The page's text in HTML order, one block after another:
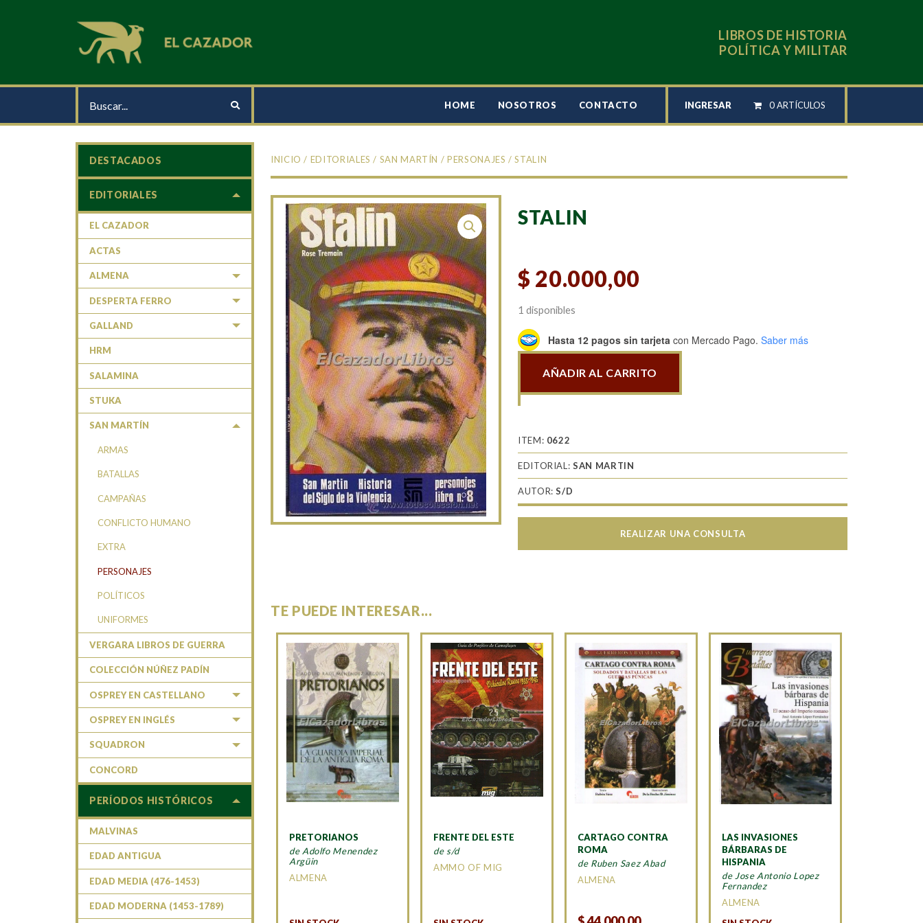
LIBROS DE HISTORIA
POLÍTICA Y MILITAR
HOME NOSOTROS CONTACTO INGRESAR 0 ARTÍCULOS
INICIO / EDITORIALES / SAN MARTÍN /PERSONAJES / STALIN
STALIN
$ 20.000,00
1 disponibles
Hasta 12 pagos sin tarjeta con Mercado Pago. Saber más
cantidad
AÑADIR AL CARRITO
ITEM: 0622
EDITORIAL:SAN MARTIN
AUTOR:S/D
REALIZAR UNA CONSULTA
TE PUEDE INTERESAR...
PRETORIANOS
de Adolfo Menendez
Argüin
ALMENA
FRENTE DEL ESTE
de s/d
AMMO OF MIG
CARTAGO CONTRA
ROMA
de Ruben Saez Abad
ALMENA
LAS INVASIONES
BÁRBARAS DE
HISPANIA
de Jose Antonio Lopez
Fernandez
ALMENA
DESTACADOS
EDITORIALES
EL CAZADOR
ACTAS
ALMENA
DESPERTA FERRO
GALLAND
HRM
SALAMINA
STUKA
SAN MARTÍN
ARMAS
BATALLAS
CAMPAÑAS
CONFLICTO HUMANO
EXTRA
PERSONAJES
POLÍTICOS
UNIFORMES
VERGARA LIBROS DE GUERRA
COLECCIÓN NÚÑEZ PADÍN
OSPREY EN CASTELLANO
OSPREY EN INGLÉS
SQUADRON
CONCORD
PERÍODOS HISTÓRICOS
MALVINAS
EDAD ANTIGUA
EDAD MEDIA (476-1453)
EDAD MODERNA (1453-1789)